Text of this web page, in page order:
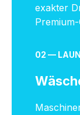
exakter
02 —